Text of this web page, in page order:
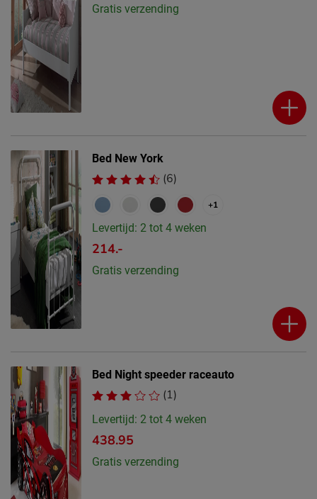
Gratis verzending
Bed New York
(6)
+1
Levertijd: 2 tot 4 weken
214.-
Gratis verzending
Bed Night speeder raceauto
(1)
Levertijd: 2 tot 4 weken
438.95
Gratis verzending